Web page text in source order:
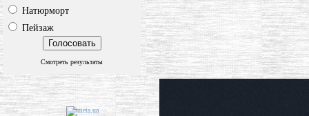
Натюрморт
Пейзаж
Смотреть результаты